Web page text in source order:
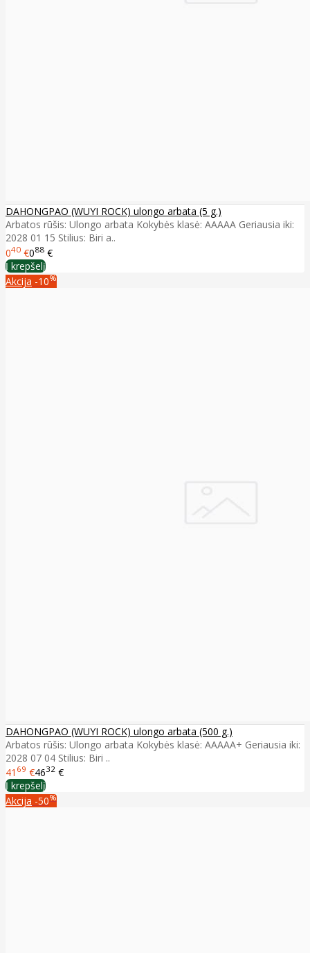
DAHONGPAO (WUYI ROCK) ulongo arbata (5 g.)
Arbatos rūšis: Ulongo arbata Kokybės klasė: AAAAA Geriausia iki:
2028 01 15 Stilius: Biri a..
040 €088 €
Į krepšelį
Akcija -10%
DAHONGPAO (WUYI ROCK) ulongo arbata (500 g.)
Arbatos rūšis: Ulongo arbata Kokybės klasė: AAAAA+ Geriausia iki:
2028 07 04 Stilius: Biri ..
41 69 €4632 €
Į krepšelį
Akcija -50%